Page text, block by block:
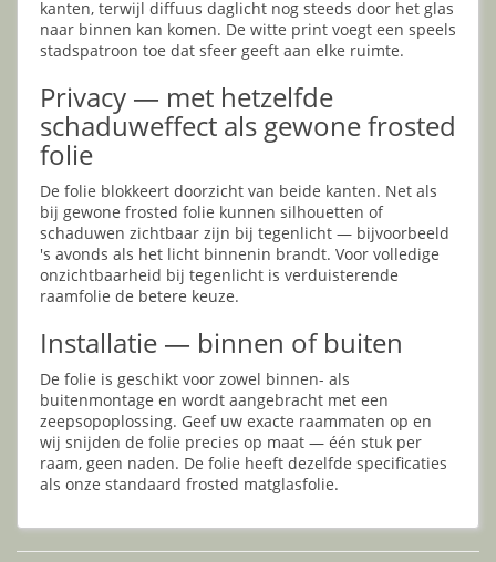
kanten, terwijl diffuus daglicht nog steeds door het glas
naar binnen kan komen. De witte print voegt een speels
stadspatroon toe dat sfeer geeft aan elke ruimte.
Privacy — met hetzelfde
schaduweffect als gewone frosted
folie
De folie blokkeert doorzicht van beide kanten. Net als
bij gewone frosted folie kunnen silhouetten of
schaduwen zichtbaar zijn bij tegenlicht — bijvoorbeeld
's avonds als het licht binnenin brandt. Voor volledige
onzichtbaarheid bij tegenlicht is verduisterende
raamfolie de betere keuze.
Installatie — binnen of buiten
De folie is geschikt voor zowel binnen- als
buitenmontage en wordt aangebracht met een
zeepsopoplossing. Geef uw exacte raammaten op en
wij snijden de folie precies op maat — één stuk per
raam, geen naden. De folie heeft dezelfde specificaties
als onze standaard frosted matglasfolie.